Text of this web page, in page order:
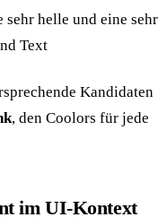
sehr helle und eine sehr
Text
Kandidaten
, den Coolors für jede
im UI-Kontext